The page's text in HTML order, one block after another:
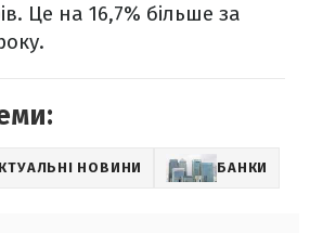
Це на 16,7% більше за
НОВИНИ БАНКИ